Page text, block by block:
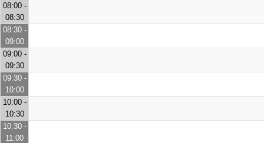
08:00 -
08:30
08:30 -
09:00
09:00 -
09:30
09:30 -
10:00
10:00 -
10:30
10:30 -
11:00